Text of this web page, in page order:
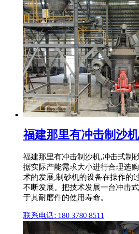
福建那里有冲击制沙机
福建那里有冲击制沙机,冲击式制
据实际产能需求大小进行合理选
术的发展,制砂机的设备在操作的
不断发展。把技术发展一台冲击
于其耐磨件的使用寿命。
联系电话: 180 3780 8511